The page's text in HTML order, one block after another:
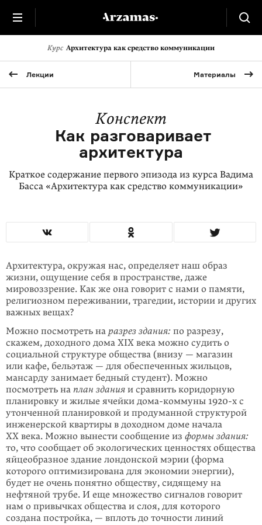
Курс Архитектура как средство коммуникации
Лекции Материалы
Конспект
Как разговаривает
архитектура
Краткое содержание первого эпизода из курса Вадима
Басса «Архитектура как средство коммуникации»
Архитектура, окружая нас, определяет наш образ
жизни, ощущение себя в пространстве, даже
мировоззрение. Как же она говорит с нами о памяти,
религиозном переживании, трагедии, истории и других
важных вещах?
Можно посмотреть на разрез здания: по разрезу,
скажем, доходного дома XIX века можно судить о
социальной структуре общества (внизу — магазин
или кафе, бельэтаж — для обеспеченных жильцов,
мансарду занимает бедный студент). Можно
посмотреть на план здания и сравнить коридорную
планировку и жилые ячейки дома-коммуны 1920-х с
утонченной планировкой и продуманной структурой
инженерской квартиры в доходном доме начала
XX века. Можно вынести сообщение из формы здания:
то, что сообщает об экологических ценностях общества
яйцеобразное здание лондонской мэрии (форма
которого оптимизирована для экономии энергии),
будет не очень понятно обществу, сидящему на
нефтяной трубе. И еще множество сигналов говорит
нам о привычках общества и слоя, для которого
создана постройка, — вплоть до точности линий